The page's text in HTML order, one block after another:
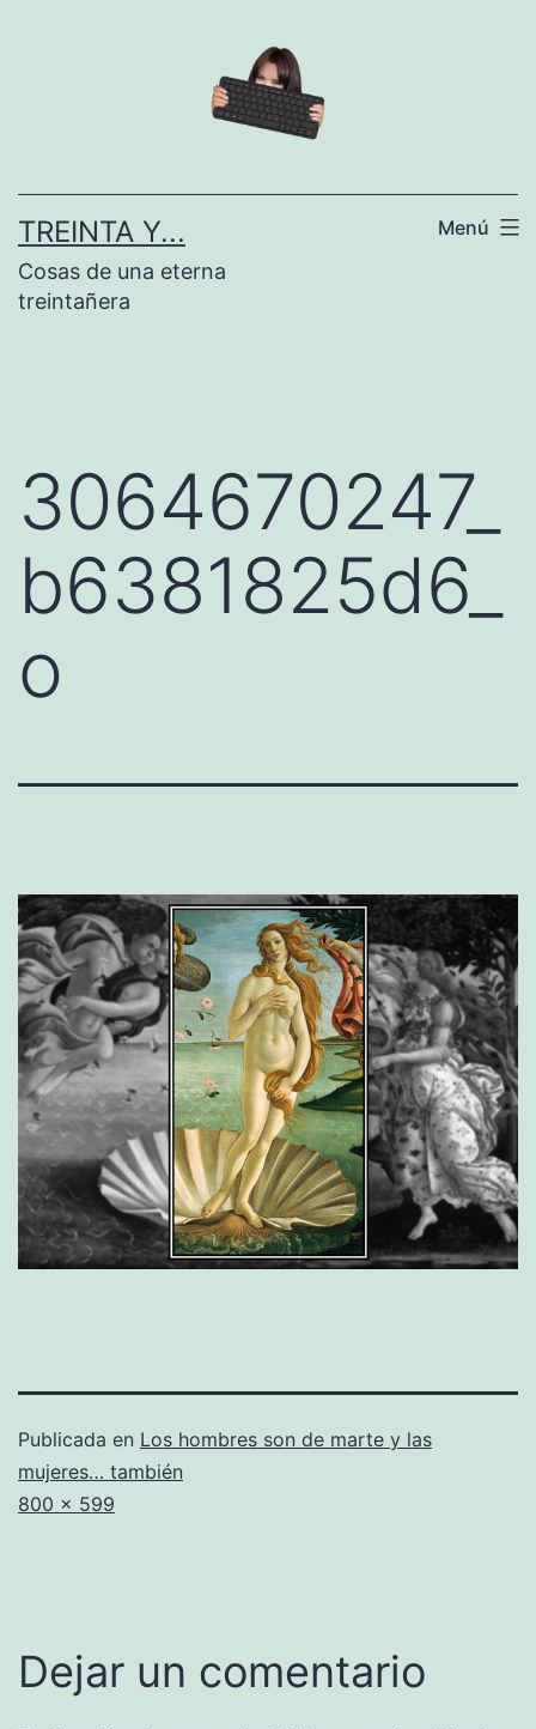
TREINTA Y...
Cosas de una eterna
treintañera
Menú
3064670247_
b6381825d6_
o
Publicada en Los hombres son de marte y las
mujeres… también
Tamaño
800 × 599
Dejar un comentario